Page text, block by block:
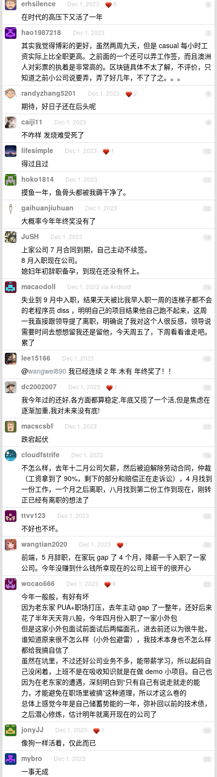
6
erhsilence Dec 1, 2023 5
在时代的高压下又活了一年
7
hao1987218 Dec 1, 2023
其实我觉得博彩的更好，虽然两周九天，但是 casual 每小时工
资实际上比全职更高。之前面的一个还可以弄工作签，而且澳洲
人对彩票的执着是非常高的。区块链具体不太了解，不评价，只
知道之前小公司说要弄，弄了好几年，不了了之。。。
8
randyzhang5201 Dec 1, 2023 2
期待，好日子还在后头呢
9
caiji11 Dec 1, 2023
不咋样 发烧难受死了
10
lifesimple Dec 1, 2023 1
得过且过
11
hoko1814 Dec 1, 2023
摸鱼一年，鱼骨头都被我薅干净了。
12
gaihuanjiuhuan Dec 1, 2023
大概率今年年终奖没有了
13
JuSH Dec 1, 2023
上家公司 7 月合同到期，自己主动不续签。
8 月入职现在公司。
媳妇年初辞职备孕，到现在还没有怀上。
14
macaodoll Dec 1, 2023 via Android
失业到 9 月中入职，结果天天被比我早入职一周的连梯子都不会
的老程序员 diss ，明明自己的项目结果他自己跑不起来，这周
一我直接跟领导提了离职，明确说了我对这个人很反感，领导说
需要时间去想想留我还是留他，今天周五了，下周看看谁走吧。
累了
15
lee15166 Dec 1, 2023
@wangwei890 我已经连续 2 年 木有 年终奖了！！
16
dc2002007 Dec 1, 2023 1
我今年过的还好,各方面都算稳定,年底又揽了一个活,但是焦虑在
逐渐加重,我对未来没有底!
17
macscsbf Dec 1, 2023
跌宕起伏
18
cloudfstrife Dec 1, 2023
不怎么样，去年十二月公司欠薪，然后被迫解除劳动合同，仲裁
（工资拿到了 90%，剩下的部分和赔偿正在走诉讼），4 月找到
一份工作，一个月之后离职，八月找到第二份工作到现在，刚转
正已经有离职的想法了
19
ttvv123 Dec 1, 2023
不好也不坏。
20
wangtian2020 Dec 1, 2023 1
前端，5 月辞职，在家玩 gap 了 4 个月，降薪一千入职了一家
公司。今年没赚到什么钱所幸现在的公司上班干的很开心
21
wocao666 Dec 1, 2023 8
今年一般般，有好有坏
因为老东家 PUA+职场打压，去年主动 gap 了一整年，还好后来
花了半年天天背八股，今年四月份入职了一家小外包
但是这家小外包面试前面试后两幅面孔，进去前还以为很牛批，
谁知道原来很不怎么样（小外包避雷），我技术本身也不怎么样
都给我搞自信了
虽然在坑里，不过还好公司业务不多，能带薪学习，所以起码自
己没闲着，上班不是在吸收知识就是在做 demo 小项目。自己也
因为在老东家的遭遇，深刻明白到“只有自己有说走就走的能
力，才能避免在职场里被搞”这种道理，所以才这么卷的
总体上感觉今年是自己储蓄势能的一年，弥补回以前的技术债，
之后潜心修炼，估计明年就离开现在的公司了
22
jonyJJ Dec 1, 2023 1
像狗一样活着，仅此而已
23
mybro Dec 1, 2023
一事无成